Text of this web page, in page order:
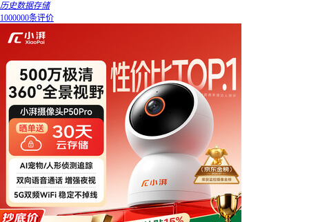
历史数据存储
1000000条评价